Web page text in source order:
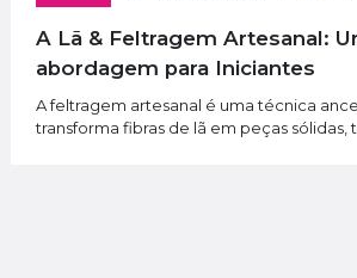
A Lã & Feltragem Artesanal: Uma breve
abordagem para Iniciantes
A feltragem artesanal é uma técnica
transforma fibras de lã em peças sólidas,